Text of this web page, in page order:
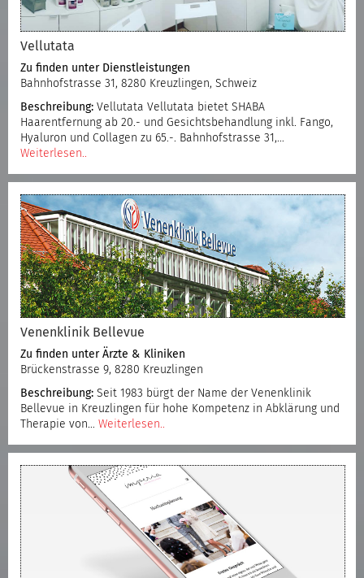
Vellutata
Zu finden unter Dienstleistungen
Bahnhofstrasse 31, 8280 Kreuzlingen, Schweiz
Beschreibung: Vellutata Vellutata bietet SHABA
Haarentfernung ab 20.- und Gesichtsbehandlung inkl. Fango,
Hyaluron und Collagen zu 65.-. Bahnhofstrasse 31,…
Weiterlesen..
Venenklinik Bellevue
Zu finden unter Ärzte & Kliniken
Brückenstrasse 9, 8280 Kreuzlingen
Beschreibung: Seit 1983 bürgt der Name der Venenklinik
Bellevue in Kreuzlingen für hohe Kompetenz in Abklärung und
Therapie von… Weiterlesen..